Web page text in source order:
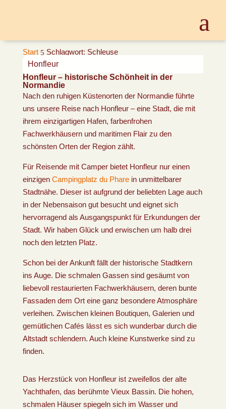
Start 5 Schlagwort: Schleuse
Honfleur
Honfleur – historische Schönheit in der
Normandie
Nach den ruhigen Küstenorten der Normandie führte
uns unsere Reise nach Honfleur – eine Stadt, die mit
ihrem einzigartigen Hafen, farbenfrohen
Fachwerkhäusern und maritimen Flair zu den
schönsten Orten der Region zählt.
Für Reisende mit Camper bietet Honfleur nur einen
einzigen Campingplatz du Pharein unmittelbarer
Stadtnähe. Dieser ist aufgrund der beliebten Lage auch
in der Nebensaison gut besucht und eignet sich
hervorragend als Ausgangspunkt für Erkundungen der
Stadt. Wir haben Glück und erwischen um halb drei
noch den letzten Platz.
Schon bei der Ankunft fällt der historische Stadtkern
ins Auge. Die schmalen Gassen sind gesäumt von
liebevoll restaurierten Fachwerkhäusern, deren bunte
Fassaden dem Ort eine ganz besondere Atmosphäre
verleihen. Zwischen kleinen Boutiquen, Galerien und
gemütlichen Cafés lässt es sich wunderbar durch die
Altstadt schlendern. Auch kleine Kunstwerke sind zu
finden.
Das Herzstück von Honfleur ist zweifellos der alte
Yachthafen, das berühmte Vieux Bassin. Die hohen,
schmalen Häuser spiegeln sich im Wasser und